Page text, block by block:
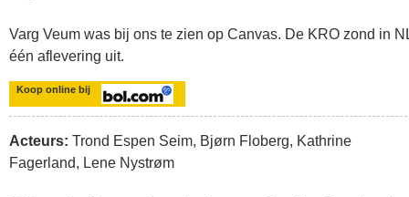
Varg Veum was bij ons te zien op Canvas. De KRO zond in
één aflevering uit.
Koop online bij
Acteurs: Trond Espen Seim, Bjørn Floberg, Kathrine
Fagerland, Lene Nystrøm